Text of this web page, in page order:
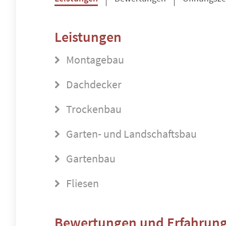
Leistungen
Montagebau
Dachdecker
Trockenbau
Garten- und Landschaftsbau
Gartenbau
Fliesen